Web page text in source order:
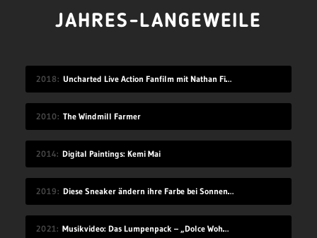
JAHRES-LANGEWEILE
2018 Uncharted Live Action Fanfilm mit Nathan Filion
2010 The Windmill Farmer
2014 Digital Paintings: Kemi Mai
2019 Diese Sneaker ändern ihre Farbe bei Sonnenlicht-Einstrahlung
2021 Musikvideo: Das Lumpenpack – „Dolce Wohnen“